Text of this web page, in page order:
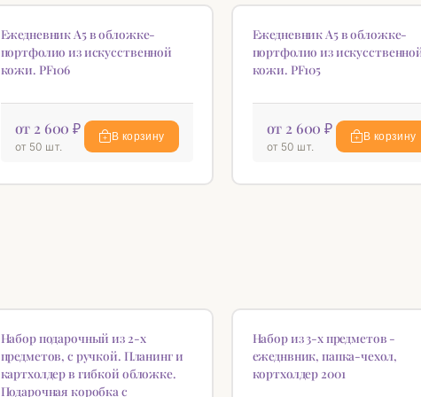
Ежедневник А5 в обложке-
портфолио из искусственной
кожи. PF106
от 2 600 ₽
от 50 шт.
В корзину
Ежедневник А5 в обложке-
портфолио из
кожи. PF105
от 2 600 ₽
от 50 шт.
В корзину
Набор подарочный из 2-х
предметов, с ручкой. Планинг и
картхолдер в гибкой обложке.
Подарочная коробка с
Набор из 3-х предметов -
ежеднвник, папка-чехол,
кортхолдер 2001